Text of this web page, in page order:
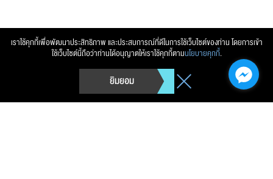
เราใช้คุกกี้เพื่อพัฒนาประสิทธิภาพ และประสบการณ์ที่ดีในการใช้เว็บไซต์ของท่าน โดยการเข้า
ใช้เว็บไซต์นี้ถือว่าท่านได้อนุญาตให้เราใช้คุกกี้ตามนโยบายคุกกี้.
ยิมยอม